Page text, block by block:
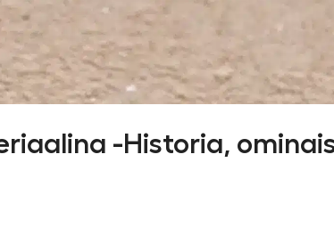
-Historia,